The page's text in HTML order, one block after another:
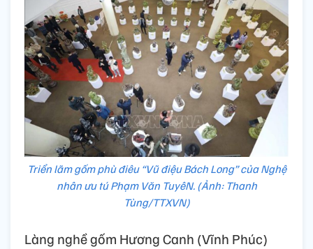
Triển lãm gốm phù điêu “Vũ điệu Bách Long” của Nghệ
nhân ưu tú Phạm Văn TuyêN. (Ảnh: Thanh
Tùng/TTXVN)
Làng nghề gốm Hương Canh (Vĩnh Phúc)